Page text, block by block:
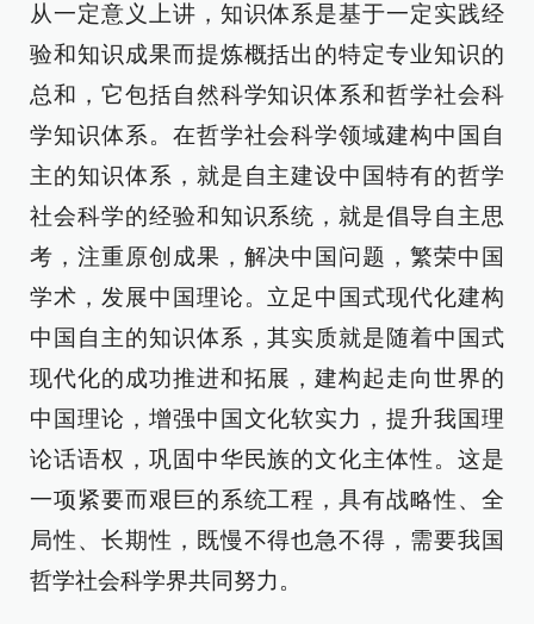
从一定意义上讲，知识体系是基于一定实践经
验和知识成果而提炼概括出的特定专业知识的
总和，它包括自然科学知识体系和哲学社会科
学知识体系。在哲学社会科学领域建构中国自
主的知识体系，就是自主建设中国特有的哲学
社会科学的经验和知识系统，就是倡导自主思
考，注重原创成果，解决中国问题，繁荣中国
学术，发展中国理论。立足中国式现代化建构
中国自主的知识体系，其实质就是随着中国式
现代化的成功推进和拓展，建构起走向世界的
中国理论，增强中国文化软实力，提升我国理
论话语权，巩固中华民族的文化主体性。这是
一项紧要而艰巨的系统工程，具有战略性、全
局性、长期性，既慢不得也急不得，需要我国
哲学社会科学界共同努力。